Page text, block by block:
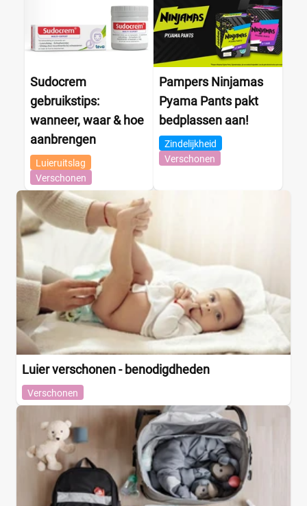
Sudocrem
gebruikstips:
wanneer, waar & hoe
aanbrengen
Luieruitslag
Verschonen
Pampers Ninjamas
Pyama Pants pakt
bedplassen aan!
Zindelijkheid
Verschonen
Luier verschonen - benodigdheden
Verschonen